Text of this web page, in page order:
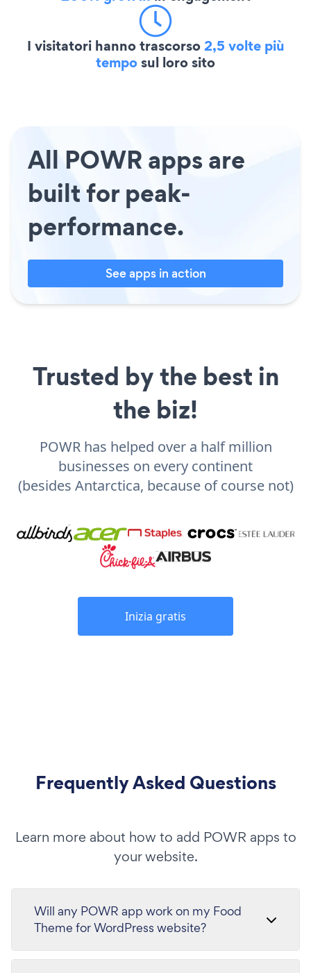
I visitatori hanno trascorso2,5 volte più
temposul loro sito
All POWR apps are
built for peak-
performance.
See apps in action
Trusted by the best in
the biz!
POWR has helped over a half million
businesses on every continent
(besides Antarctica, because of course not)
Inizia gratis
Frequently Asked Questions
Learn more about how to add POWR apps to
your website.
Will any POWR app work on my Food
Theme for WordPress website?